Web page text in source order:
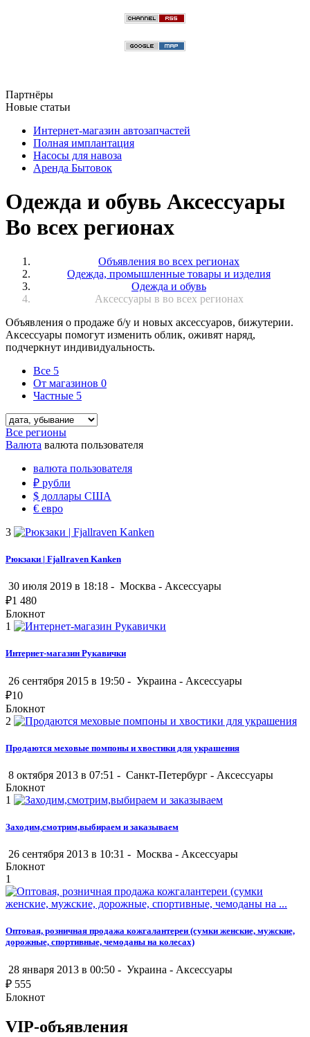
Партнёры
Новые статьи
Интернет-магазин автозапчастей
Полная имплантация
Насосы для навоза
Аренда Бытовок
Одежда и обувь Аксессуары
Во всех регионах
Объявления во всех регионах
Одежда, промышленные товары и изделия
Одежда и обувь
Аксессуары в во всех регионах
Объявления о продаже б/у и новых аксессуаров, бижутерии.
Аксессуары помогут изменить облик, оживят наряд,
подчеркнут индивидуальность.
Все 5
От магазинов 0
Частные 5
Все регионы
Валюта валюта пользователя
валюта пользователя
₽ рубли
$ доллары США
€ евро
3
Рюкзаки | Fjallraven Kanken
30 июля 2019 в 18:18 - Москва - Аксессуары
₽1 480
Блокнот
1
Интернет-магазин Рукавички
26 сентября 2015 в 19:50 - Украина - Аксессуары
₽10
Блокнот
2
Продаются меховые помпоны и хвостики для украшения
8 октября 2013 в 07:51 - Санкт-Петербург - Аксессуары
Блокнот
1
Заходим,смотрим,выбираем и заказываем
26 сентября 2013 в 10:31 - Москва - Аксессуары
Блокнот
1
Оптовая, розничная продажа кожгалантереи (сумки женские, мужские,
дорожные, спортивные, чемоданы на колесах)
28 января 2013 в 00:50 - Украина - Аксессуары
₽ 555
Блокнот
VIP-объявления